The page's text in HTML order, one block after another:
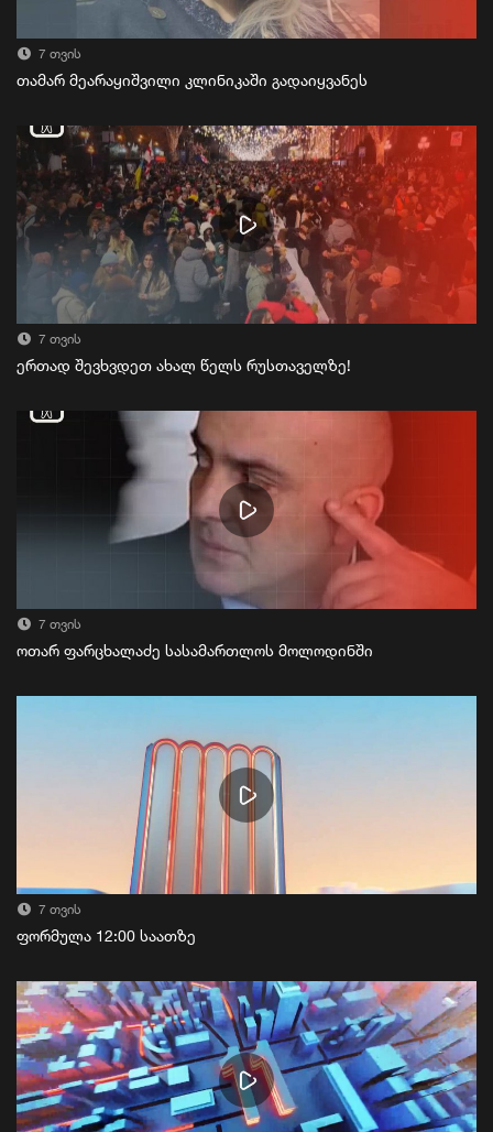
7 თვის
თამარ მეარაყიშვილი კლინიკაში გადაიყვანეს
7 თვის
ერთად შევხვდეთ ახალ წელს რუსთაველზე!
7 თვის
ოთარ ფარცხალაძე სასამართლოს მოლოდინში
7 თვის
ფორმულა 12:00 საათზე